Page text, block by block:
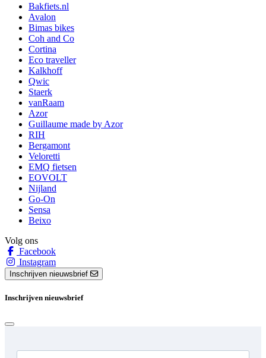
Bakfiets.nl
Avalon
Bimas bikes
Coh and Co
Cortina
Eco traveller
Kalkhoff
Qwic
Staerk
vanRaam
Azor
Guillaume made by Azor
RIH
Bergamont
Veloretti
EMQ fietsen
EOVOLT
Nijland
Go-On
Sensa
Beixo
Volg ons
Facebook
Instagram
Inschrijven nieuwsbrief
Inschrijven nieuwsbrief